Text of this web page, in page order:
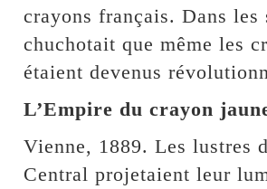
crayons français. Dans les
chuchotait que même les
étaient devenus
L’Empire du crayon
Vienne, 1889. Les lustres
Central projetaient leur